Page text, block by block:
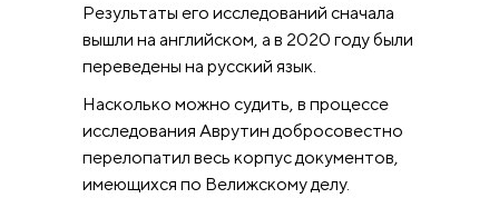
Результаты его исследований сначала
вышли на английском, а в 2020 году были
переведены на русский язык.
Насколько можно судить, в процессе
исследования Аврутин добросовестно
перелопатил весь корпус документов,
имеющихся по Велижскому делу.